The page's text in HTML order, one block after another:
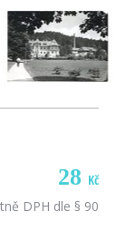
28 Kč
DPH dle § 90